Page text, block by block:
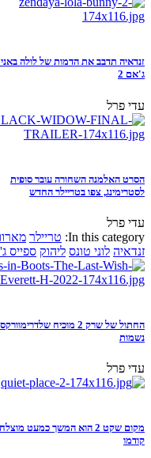
זנדאיה תדבב את הדמות של לולה באני
ג'אם 2
עדי פרל
הסרט האלמנה השחורה עובר סופית
לסטרימינג, צפו בטריילר החדש
עדי פרל
In this category: טריילר
זנדאיה לוני טונס ליהוק ספייס
נשמות
עדי פרל
מקום שקט 2 הוא המשך כמעט
קודמו